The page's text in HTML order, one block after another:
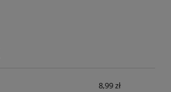
8,99 zł